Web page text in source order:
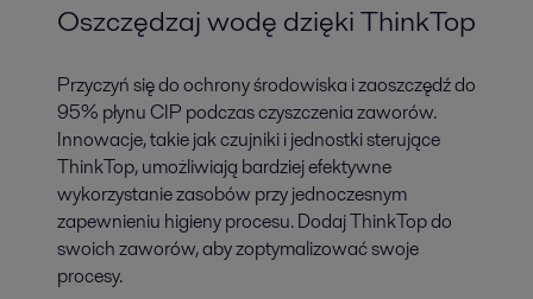
Oszczędzaj wodę dzięki ThinkTop
Przyczyń się do ochrony środowiska i zaoszczędź do
95% płynu CIP podczas czyszczenia zaworów.
Innowacje, takie jak czujniki i jednostki sterujące
ThinkTop, umożliwiają bardziej efektywne
wykorzystanie zasobów przy jednoczesnym
zapewnieniu higieny procesu. Dodaj ThinkTop do
swoich zaworów, aby zoptymalizować swoje
procesy.